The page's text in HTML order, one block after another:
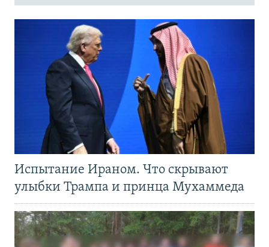
Испытание Ираном. Что скрывают
улыбки Трампа и принца Мухаммеда